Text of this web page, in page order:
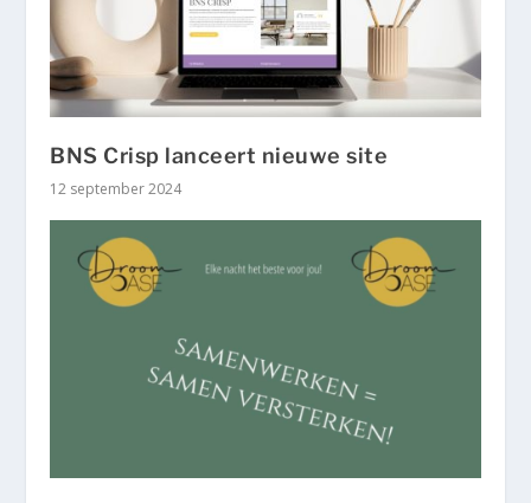
BNS Crisp lanceert nieuwe site
12 september 2024